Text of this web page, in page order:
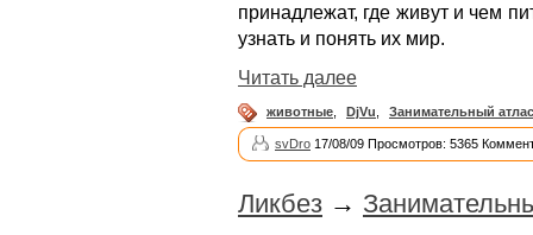
принадлежат, где живут и чем
узнать и понять их мир.
Читать далее
животные DjVu Занимательный атлас
svDro 17/08/09 Просмотров: 5365
Ликбез →